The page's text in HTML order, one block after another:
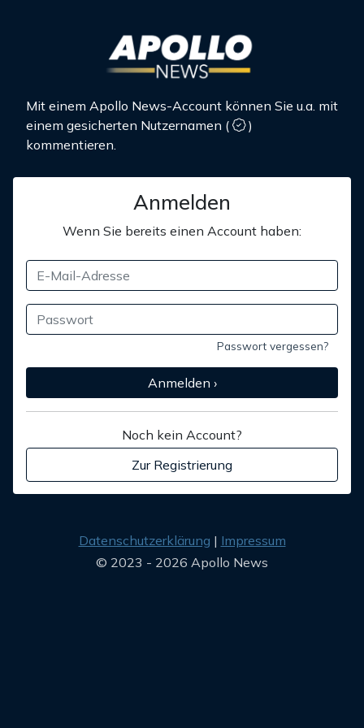
Mit einem Apollo News-Account können Sie u.a. mit
einem gesicherten Nutzernamen (
)
kommentieren.
Anmelden
Wenn Sie bereits einen Account haben:
Passwort vergessen?
Anmelden ›
Noch kein Account?
Zur Registrierung
Datenschutzerklärung
Impressum
© 2023 - 2026 Apollo News